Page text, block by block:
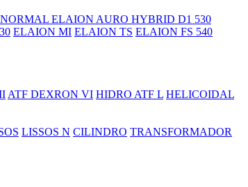
NORMAL ELAION AURO HYBRID D1 530
ELAION MI ELAION TS ELAION FS 540
ATF DEXRON VI HIDRO ATF L HELICOIDAL
LISSOS N CILINDRO TRANSFORMADOR